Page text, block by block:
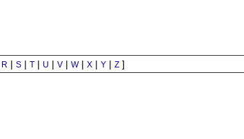
R | S| T| U | V| W| X| Y| Z]